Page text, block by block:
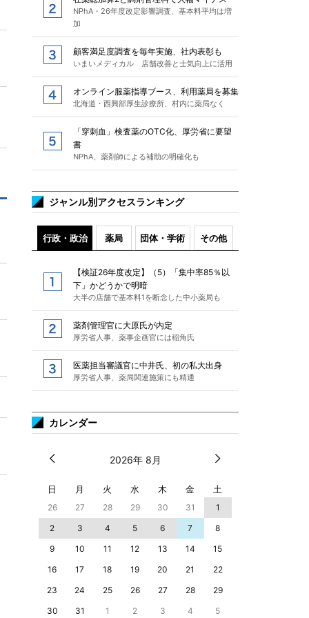
NPhA・26年度改定影響調査、基本料平均は増
加
顧客満足度調査を毎年実施、社内表彰も
いまいメディカル 店舗改善と士気向上に活用
オンライン服薬指導ブース、利用薬局を募集
北海道・西興部厚生診療所、村内に薬局なく
「穿刺血」検査薬のOTC化、厚労省に要望
書
NPhA、薬剤師による補助の明確化も
ジャンル別アクセスランキング
行政・政治 薬局 団体・学術 その他
【検証26年度改定】（5）「集中率85％以
下」かどうかで明暗
大半の店舗で基本料1を断念した中小薬局も
薬剤管理官に大原氏が内定
厚労省人事、薬事企画官には稲角氏
医薬担当審議官に中井氏、初の私大出身
厚労省人事、薬局関連施策にも精通
カレンダー
2026年 8月
日 月 火 水 木 金 土
26 27 28 29 30 31
1
2
3 4 5 6 7
8
9
10 11 12 13 14
15
16
17 18 19 20 21
22
23
24 25 26 27 28
29
30
31 1 2 3 4 5